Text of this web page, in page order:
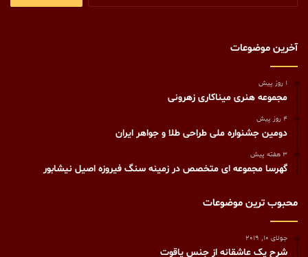
آخرین موضوعات
1 روز پیش
مجموعه هنری میناکاری زهرونی
4 روز پیش
دومین جشنواره ملی طراحی طلا و جواهر ایران
3 هفته پیش
گهرسا مجموعه ای متخصص در زمینه سنگ فیروزه اصیل نیشابور
محبوب ترین موضوعات
جولای 10, 2019
شرح يک عاشقانه از جنس ياقوت